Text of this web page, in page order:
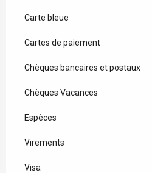
Carte bleue
Cartes de paiement
Chèques bancaires et postaux
Chèques Vacances
Espèces
Virements
Visa